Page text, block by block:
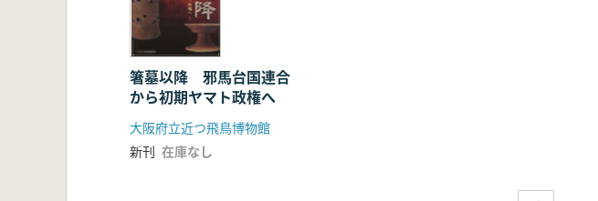
箸墓以降 邪馬台国連合
から初期ヤマト政権へ
大阪府立近つ飛鳥博物館
新刊 在庫なし